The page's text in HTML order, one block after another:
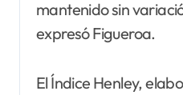
mantenido sin
expresó Figueroa.
El Índice Henley,